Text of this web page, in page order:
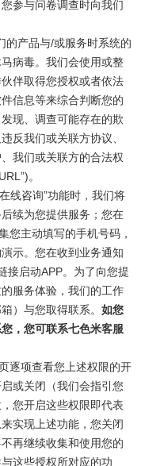
参与问卷调查时向我们
的产品与/或服务时系统的
病毒。我们会使用或整
伴取得您授权或者依法
信息等来综合判断您的
现、调查可能存在的欺
反我们或关联方协议、
我们或关联方的合法权
。
线咨询”功能时，我们将
续为您提供服务；您在
您主动填写的手机号码，
示。您在收到业务通知
接启动APP。为了向您提
服务体验，我们的工作
）与您取得联系。 如您
，您可联系七色米客服
逐项查看您上述权限的开
或关闭（我们会指引您
您开启这些权限即代表
实现上述功能，您关闭
再继续收集和使用您的
这些授权所对应的功